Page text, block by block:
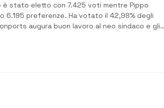
è stato eletto con 7.425 voti mentre Pippo
6.195 preferenze. Ha votato il 42,98% degli
augura buon lavoro al neo sindaco e gli
Di Mare, 43 anni, consulente finanziario, ex
[&h...